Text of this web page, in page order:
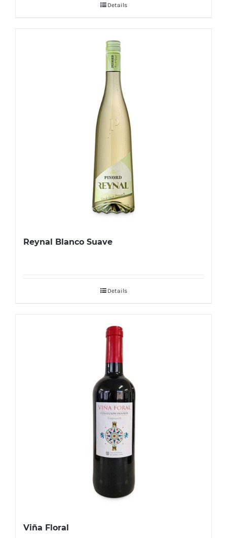
Details
Reynal Blanco Suave
Details
Viña Floral